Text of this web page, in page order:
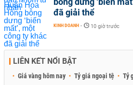
đã giải thể
KINH DOANH - 10 giờ trước
LIÊN KẾT NỔI BẬT
Giá vàng hôm nay Tỷ giá ngoại tệ Tỷ